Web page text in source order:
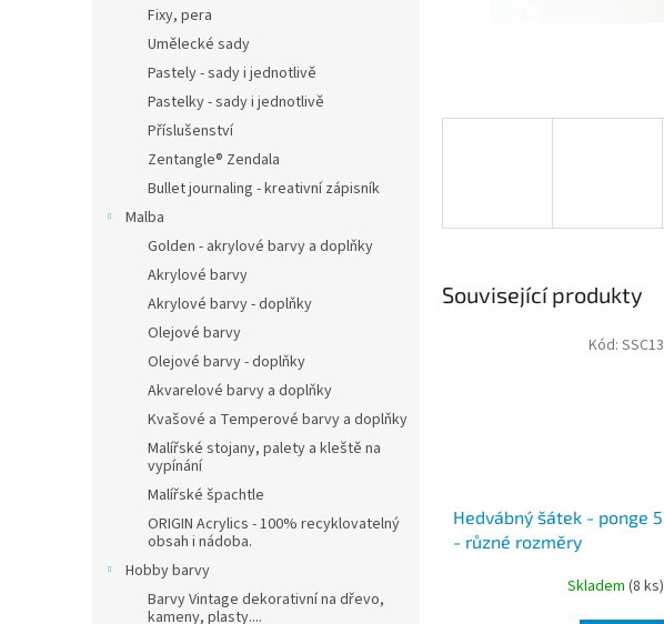
Fixy, pera
Umělecké sady
Pastely - sady i jednotlivě
Pastelky - sady i jednotlivě
Příslušenství
Zentangle® Zendala
Bullet journaling - kreativní zápisník
Malba
Golden - akrylové barvy a doplňky
Akrylové barvy
Akrylové barvy - doplňky
Olejové barvy
Olejové barvy - doplňky
Akvarelové barvy a doplňky
Kvašové a Temperové barvy a doplňky
Malířské stojany, palety a kleště na
vypínání
Malířské špachtle
ORIGIN Acrylics - 100% recyklovatelný
obsah i nádoba.
Hobby barvy
Barvy Vintage dekorativní na dřevo,
kameny, plasty....
Související produkty
Hedvábný šátek - ponge 5
- různé rozměry
Skladem (8 ks)
Kód: SSC13